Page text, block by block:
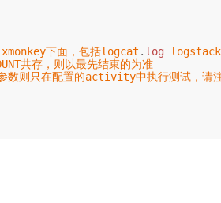
下面， 包括logcat . log logstack
共存， 则以最先结束的为准
数则只在配置的activity中执行测试， 请